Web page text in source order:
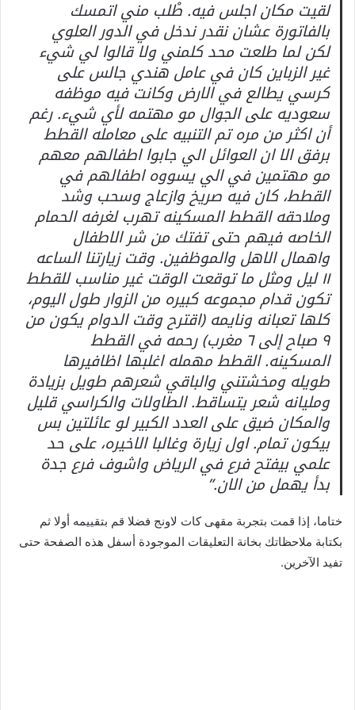
لقيت مكان اجلس فيه. طْلب مني اتمسك
بالفاتورة عشان نقدر ندخل في الدور العلوي
لكن لما طلعت محد كلمني ولا قالوا لي شيء
غير الزباين كان في عامل هندي جالس على
كرسي يطالع في الارض وكانت فيه موظفه
سعوديه على الجوال مو مهتمه لأي شيء. رغم
أن اكثر من مره تم التنبيه على معامله القطط
برفق الا ان العوائل الي جابوا اطفالهم معهم
مو مهتمين في الي يسووه اطفالهم في
القطط، كان فيه صريخ وازعاج وسحب وشد
وملاحقه القطط المسكينه تهرب لغرفه الحمام
الخاصه فيهم حتى تفتك من شر الاطفال
واهمال الاهل والموظفين. وقت زيارتنا الساعه
١١ ليل ومثل ما توقعت الوقت غير مناسب للقطط
تكون قدام مجموعه كبيره من الزوار طول اليوم،
كلها تعبانه ونايمه (اقترح وقت الدوام يكون من
٩ صباح إلى ٦ مغرب) رحمه في القطط
المسكينه. القطط مهمله اغلبها اظافيرها
طويله ومخشتني والباقي شعرهم طويل بزيادة
ومليانه شعر يتساقط. الطاولات والكراسي قليل
والمكان ضيق على العدد الكبير لو عائلتين بس
بيكون تمام. اول زيارة وغالبا الاخيره، على حد
علمي بيفتح فرع في الرياض واشوف فرع جدة
بدأ يهمل من الان.”
ختاما، إذا قمت بتجربة مقهى كات لاونج فضلا قم بتقييمه أولا ثم
بكتابة ملاحظاتك بخانة التعليقات الموجودة أسفل هذه الصفحة حتى
تفيد الآخرين.